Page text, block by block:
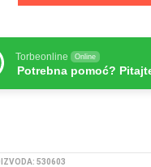
Torbeonline Online
Potrebna pomoć?
530603